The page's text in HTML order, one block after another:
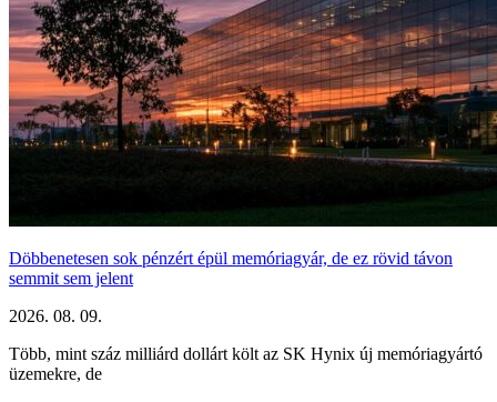
Döbbenetesen sok pénzért épül memóriagyár, de ez rövid távon
semmit sem jelent
2026. 08. 09.
Több, mint száz milliárd dollárt költ az SK Hynix új memóriagyártó
üzemekre, de